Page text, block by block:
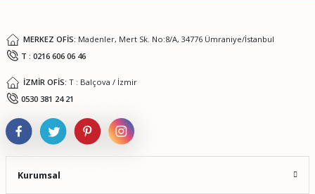
MERKEZ OFİS: Madenler, Mert Sk. No:8/A, 34776 Ümraniye/İstanbul
T : 0216 606 06 46
İZMİR OFİS: T : Balçova / İzmir
0530 381 24 21
Kurumsal